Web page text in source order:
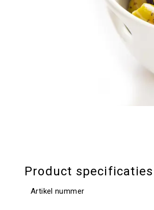
Product specificaties
Artikel nummer